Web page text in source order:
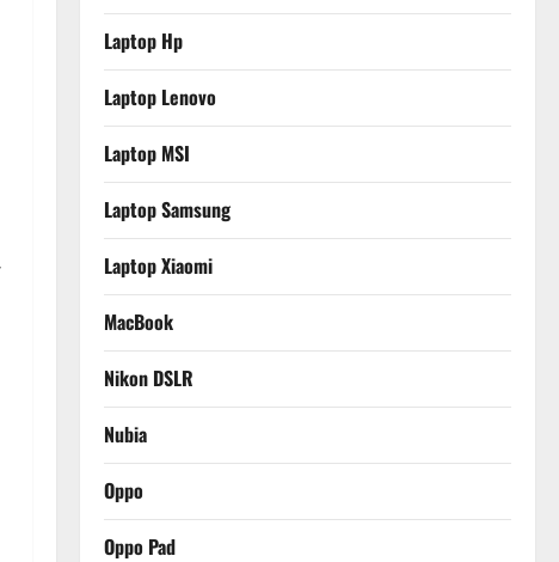
Laptop Hp
Laptop Lenovo
Laptop MSI
Laptop Samsung
Laptop Xiaomi
MacBook
Nikon DSLR
Nubia
Oppo
Oppo Pad